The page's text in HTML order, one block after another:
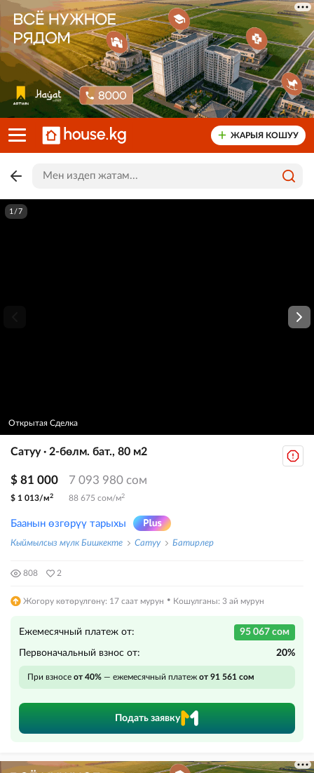
ЖАРЫЯ КОШУУ
1/7
Открытая Сделка
Сатуу · 2-бөлм. бат., 80 м2
$ 81 000 7 093 980 сом
$ 1 013/м2 88 675 сом/м2
Баанын өзгөрүү тарыхы
Кыймылсыз мүлк Бишкекте Сатуу Батирлер
808 2
Жогору көтөрүлгөнү: 17 саат мурун · Кошулганы: 3 ай мурун
Ежемесячный платеж от: 95 067 сом
Первоначальный взнос от: 20%
При взносе от 40% — ежемесячный платеж от 91 561 сом
Подать заявку